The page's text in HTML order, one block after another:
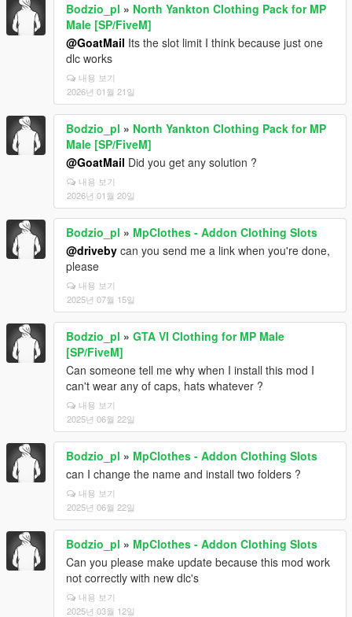
Bodzio_pl » North Yankton Clothing Pack for MP
Male [SP/FiveM]
@GoatMail Its the slot limit I think because just one
dlc works
내용 보기
2026년 01월 21일
Bodzio_pl » North Yankton Clothing Pack for MP
Male [SP/FiveM]
@GoatMail Did you get any solution ?
내용 보기
2026년 01월 20일
Bodzio_pl » MpClothes - Addon Clothing Slots
@driveby can you send me a link when you're done,
please
내용 보기
2025년 07월 15일
Bodzio_pl » GTA VI Clothing for MP Male
[SP/FiveM]
Can someone tell me why when I install this mod I
can't wear any of caps, hats whatever ?
내용 보기
2025년 06월 22일
Bodzio_pl » MpClothes - Addon Clothing Slots
can I change the name and install two folders ?
내용 보기
2025년 06월 22일
Bodzio_pl » MpClothes - Addon Clothing Slots
Can you please make update because this mod work
not correctly with new dlc's
내용 보기
2025년 03월 12일